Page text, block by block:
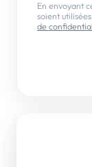
En envoyant
soient
de